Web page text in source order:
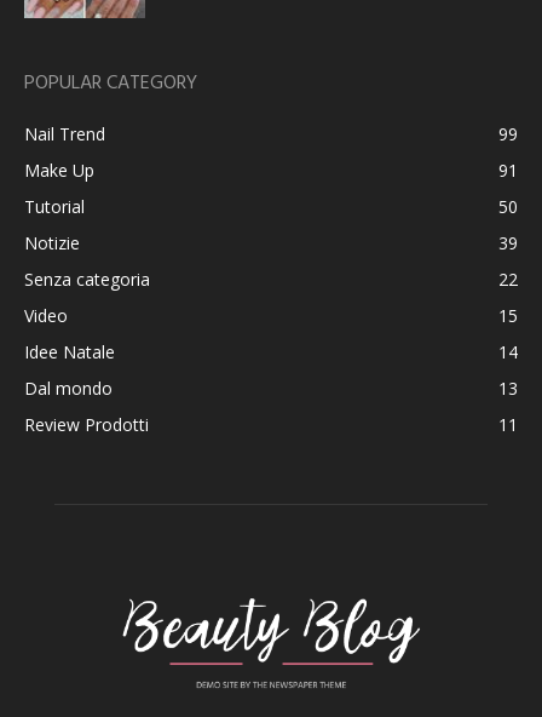
POPULAR CATEGORY
Nail Trend
99
Make Up
91
Tutorial
50
Notizie
39
Senza categoria
22
Video
15
Idee Natale
14
Dal mondo
13
Review Prodotti
11